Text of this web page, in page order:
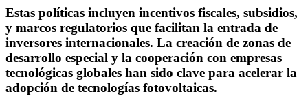
Estas políticas incluyen incentivos fiscales, subsidios,
y marcos regulatorios que facilitan la entrada de
inversores internacionales. La creación de zonas de
desarrollo especial y la cooperación con empresas
tecnológicas globales han sido clave para acelerar la
adopción de tecnologías fotovoltaicas.